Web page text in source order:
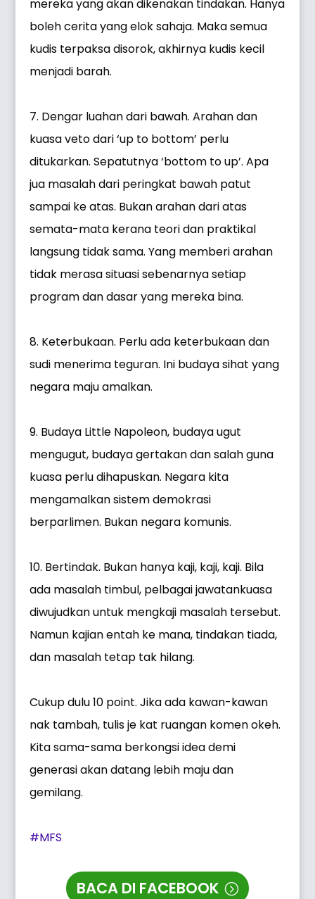
mereka yang akan dikenakan tindakan. Hanya
boleh cerita yang elok sahaja. Maka semua
kudis terpaksa disorok, akhirnya kudis kecil
menjadi barah.
7. Dengar luahan dari bawah. Arahan dan
kuasa veto dari ‘up to bottom’ perlu
ditukarkan. Sepatutnya ‘bottom to up’. Apa
jua masalah dari peringkat bawah patut
sampai ke atas. Bukan arahan dari atas
semata-mata kerana teori dan praktikal
langsung tidak sama. Yang memberi arahan
tidak merasa situasi sebenarnya setiap
program dan dasar yang mereka bina.
8. Keterbukaan. Perlu ada keterbukaan dan
sudi menerima teguran. Ini budaya sihat yang
negara maju amalkan.
9. Budaya Little Napoleon, budaya ugut
mengugut, budaya gertakan dan salah guna
kuasa perlu dihapuskan. Negara kita
mengamalkan sistem demokrasi
berparlimen. Bukan negara komunis.
10. Bertindak. Bukan hanya kaji, kaji, kaji. Bila
ada masalah timbul, pelbagai jawatankuasa
diwujudkan untuk mengkaji masalah tersebut.
Namun kajian entah ke mana, tindakan tiada,
dan masalah tetap tak hilang.
Cukup dulu 10 point. Jika ada kawan-kawan
nak tambah, tulis je kat ruangan komen okeh.
Kita sama-sama berkongsi idea demi
generasi akan datang lebih maju dan
gemilang.
#MFS
BACA DI FACEBOOK